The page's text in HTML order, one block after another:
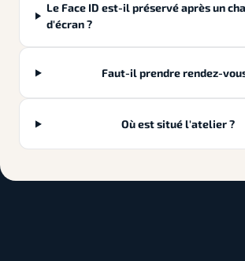
Le Face ID est-il préservé après un
d'écran ?
Faut-il prendre rendez-
Où est situé l'atelier ?